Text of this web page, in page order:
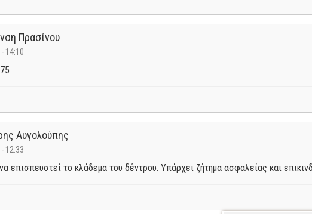
Πρασίνου
14:10
Αυγολούπης
12:33
επισπευστεί το κλάδεμα του δέντρου. Υπάρχει ζήτημα ασφαλείας και